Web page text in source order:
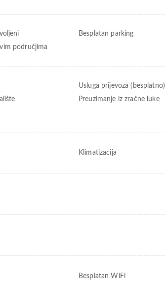
Besplatan parking
područjima
Usluga prijevoza (besplatno)
Preuzimanje iz zračne luke
Klimatizacija
Besplatan WiFi